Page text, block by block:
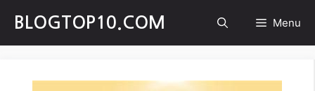
content
BLOGTOP10.COM Menu